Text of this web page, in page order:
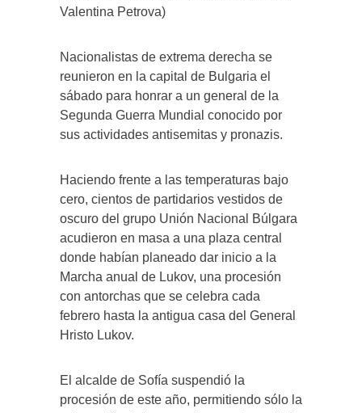
Valentina Petrova)
Nacionalistas de extrema derecha se
reunieron en la capital de Bulgaria el
sábado para honrar a un general de la
Segunda Guerra Mundial conocido por
sus actividades antisemitas y pronazis.
Haciendo frente a las temperaturas bajo
cero, cientos de partidarios vestidos de
oscuro del grupo Unión Nacional Búlgara
acudieron en masa a una plaza central
donde habían planeado dar inicio a la
Marcha anual de Lukov, una procesión
con antorchas que se celebra cada
febrero hasta la antigua casa del General
Hristo Lukov.
El alcalde de Sofía suspendió la
procesión de este año, permitiendo sólo la